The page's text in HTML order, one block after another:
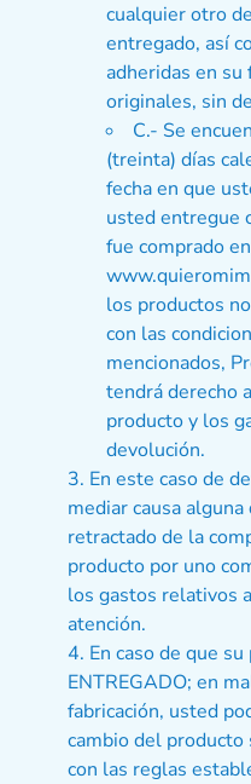
cualquier otro
entregado, así
adheridas en
originales, sin
C.- Se
(treinta) días
fecha en que
usted entregue
fue comprado
los productos
con las
mencionados,
tendrá derecho
producto y los
devolución.
En este caso de
mediar causa
retractado de la
producto por uno
los gastos relativos
atención.
En caso de que
ENTREGADO; en
fabricación, usted
cambio del producto
con las reglas